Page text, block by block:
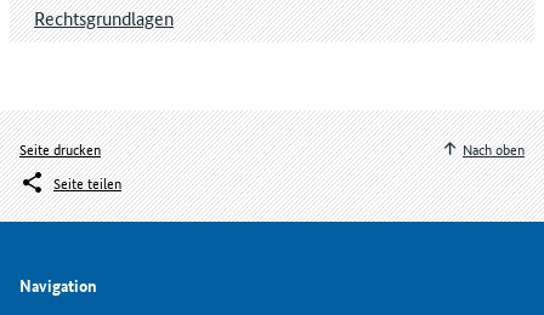
Wahlberechtigten vorzulegen.
Die Unterstützungsunterschriften müssen auf
Absatz 3 Europawahlordnung eingereicht
werden undpersönlich und handschriftlich
unterzeichnetsein. Bei der Ausgabe der
Formblätter wird – bei Listen für ein Land – von
der jeweiligen Landeswahlleitung bzw. – bei
Rechtsgrundlagen
Seite drucken
Seite teilen
Nach oben
Navigation